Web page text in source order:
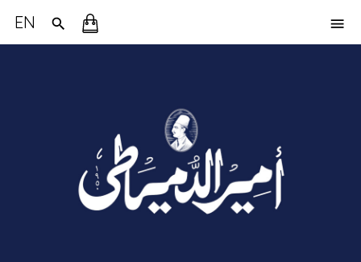
EN